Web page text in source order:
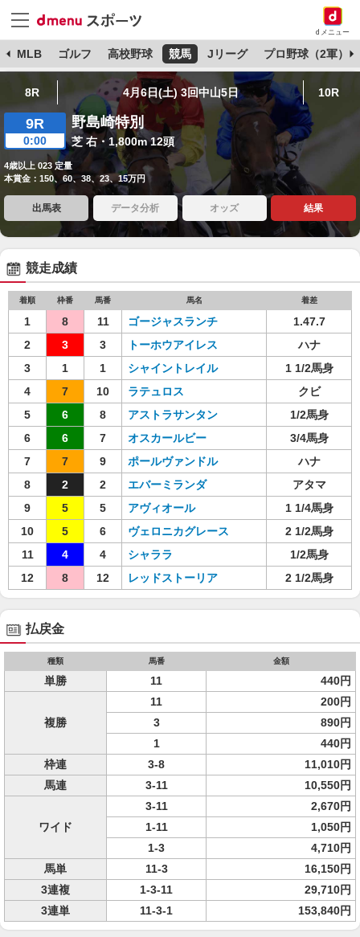
dメニュー
MLB ゴルフ 高校野球 競馬 Jリーグ プロ野球（2軍）
8R 4月6日(土) 3回中山5日 10R
9R
0:00
野島崎特別
芝 右・1,800m 12頭
4歳以上 023 定量
本賞金：150、60、38、23、15万円
出馬表 データ分析 オッズ 結果
競走成績
着順 枠番 馬番 馬名 着差
1 8 11 ゴージャスランチ
1.47.7
2
3 3 トーホウアイレス
ハナ
3
1 1 シャイントレイル
1 1/2馬身
4
7 10 ラテュロス
クビ
5
6 8 アストラサンタン
1/2馬身
6
6 7 オスカールビー
3/4馬身
7
7 9 ポールヴァンドル
ハナ
8
2 2 エバーミランダ
アタマ
9
5 5 アヴィオール
1 1/4馬身
10
5 6 ヴェロニカグレース
2 1/2馬身
11
4 4 シャララ
1/2馬身
12
8 12 レッドストーリア 2 1/2馬身
払戻金
種類 馬番 金額
単勝 11 440円
複勝
11
200円
3
890円
1
440円
枠連
3-8
11,010円
馬連
3-11 10,550円
ワイド
3-11
2,670円
1-11
1,050円
1-3
4,710円
馬単
11-3
16,150円
3連複
1-3-11
29,710円
3連単
11-3-1 153,840円